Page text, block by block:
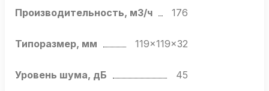
Производительность, м3/ч 176
Типоразмер, мм 119x119x32
Уровень шума, дБ 45